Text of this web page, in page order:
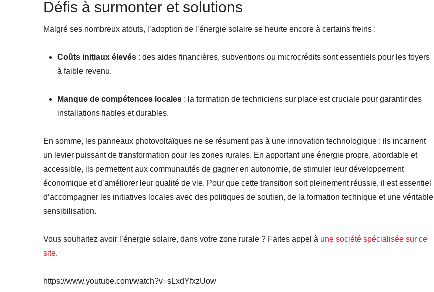
Défis à surmonter et solutions
Malgré ses nombreux atouts, l’adoption de l’énergie solaire se heurte encore à certains freins :
Coûts initiaux élevés : des aides financières, subventions ou microcrédits sont essentiels pour les foyers
à faible revenu.
Manque de compétences locales : la formation de techniciens sur place est cruciale pour garantir des
installations fiables et durables.
En somme, les panneaux photovoltaïques ne se résument pas à une innovation technologique : ils incarnent
un levier puissant de transformation pour les zones rurales. En apportant une énergie propre, abordable et
accessible, ils permettent aux communautés de gagner en autonomie, de stimuler leur développement
économique et d’améliorer leur qualité de vie. Pour que cette transition soit pleinement réussie, il est essentiel
d’accompagner les initiatives locales avec des politiques de soutien, de la formation technique et une véritable
sensibilisation.
Vous souhaitez avoir l’énergie solaire, dans votre zone rurale ? Faites appel à une société spécialisée sur ce
site.
https://www.youtube.com/watch?v=sLxdYfxzUow